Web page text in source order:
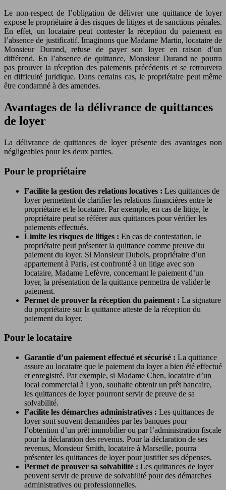
Le non-respect de l’obligation de délivrer une quittance de loyer
expose le propriétaire à des risques de litiges et de sanctions pénales.
En effet, un locataire peut contester la réception du paiement en
l’absence de justificatif. Imaginons que Madame Martin, locataire de
Monsieur Durand, refuse de payer son loyer en raison d’un
différend. En l’absence de quittance, Monsieur Durand ne pourra
pas prouver la réception des paiements précédents et se retrouvera
en difficulté juridique. Dans certains cas, le propriétaire peut même
être condamné à des amendes.
Avantages de la délivrance de quittances
de loyer
La délivrance de quittances de loyer présente des avantages non
négligeables pour les deux parties.
Pour le propriétaire
Facilite la gestion des relations locatives : Les quittances de
loyer permettent de clarifier les relations financières entre le
propriétaire et le locataire. Par exemple, en cas de litige, le
propriétaire peut se référer aux quittances pour vérifier les
paiements effectués.
Limite les risques de litiges : En cas de contestation, le
propriétaire peut présenter la quittance comme preuve du
paiement du loyer. Si Monsieur Dubois, propriétaire d’un
appartement à Paris, est confronté à un litige avec son
locataire, Madame Lefèvre, concernant le paiement d’un
loyer, la présentation de la quittance permettra de valider le
paiement.
Permet de prouver la réception du paiement : La signature
du propriétaire sur la quittance atteste de la réception du
paiement du loyer.
Pour le locataire
Garantie d’un paiement effectué et sécurisé : La quittance
assure au locataire que le paiement du loyer a bien été effectué
et enregistré. Par exemple, si Madame Chen, locataire d’un
local commercial à Lyon, souhaite obtenir un prêt bancaire,
les quittances de loyer pourront servir de preuve de sa
solvabilité.
Facilite les démarches administratives : Les quittances de
loyer sont souvent demandées par les banques pour
l’obtention d’un prêt immobilier ou par l’administration fiscale
pour la déclaration des revenus. Pour la déclaration de ses
revenus, Monsieur Smith, locataire à Marseille, pourra
présenter les quittances de loyer pour justifier ses dépenses.
Permet de prouver sa solvabilité : Les quittances de loyer
peuvent servir de preuve de solvabilité pour des démarches
administratives ou professionnelles.